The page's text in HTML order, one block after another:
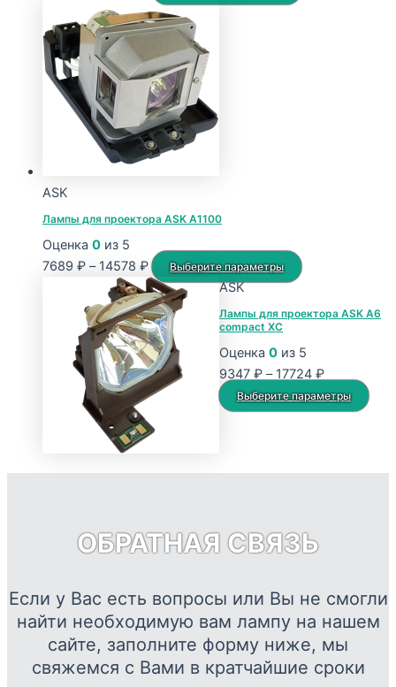
цен:
8289 ₽
17794 ₽
ASK
Лампы для проектора ASK A1100
Оценка 0 из 5
7689 ₽ – 14578 ₽Диапазон
цен:
7689 ₽
–
14578 ₽
Выберите параметры
Этот
имеет
вариаций.
Опции
можно
выбрать
товара.
ASK
Лампы для проектора ASK A6
compact XC
Оценка 0 из 5
9347 ₽ – 17724 ₽Диапазон
цен:
9347 ₽
Выберите параметры
ОБРАТНАЯ СВЯЗЬ
Если у Вас есть вопросы или Вы не смогли
найти необходимую вам лампу на нашем
сайте, заполните форму ниже, мы
свяжемся с Вами в кратчайшие сроки